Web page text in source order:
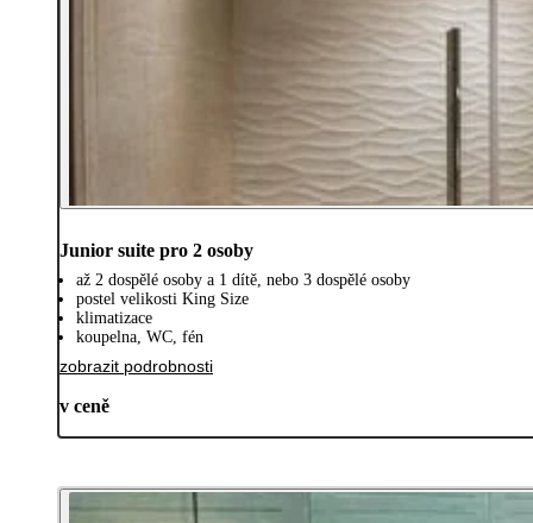
Junior suite pro 2 osoby
až 2 dospělé osoby a 1 dítě, nebo 3 dospělé osoby
postel velikosti King Size
klimatizace
koupelna, WC, fén
zobrazit podrobnosti
v ceně